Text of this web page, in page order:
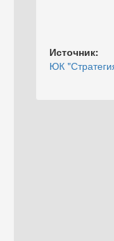
Источник:
ЮК